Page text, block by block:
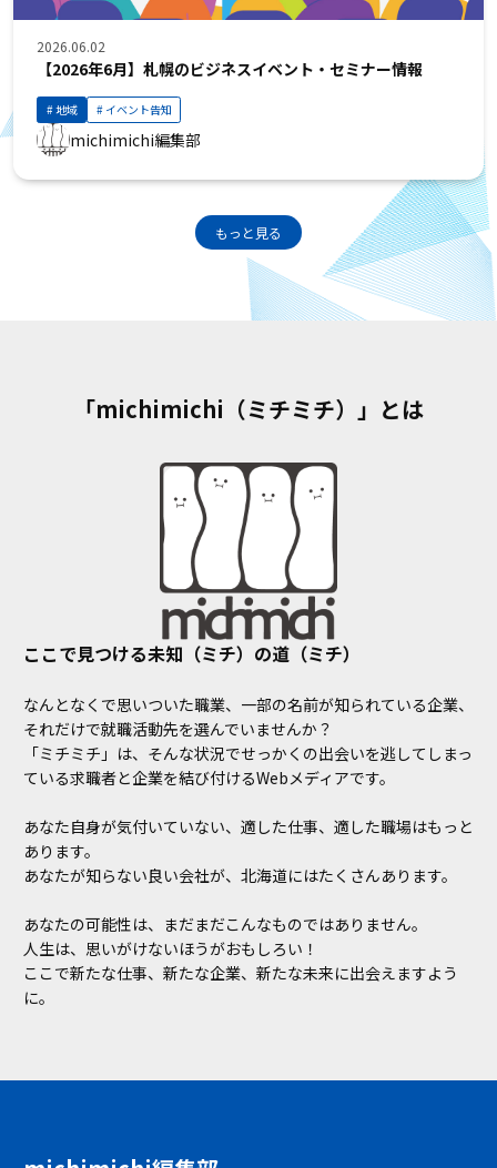
2026.06.02
【2026年6月】札幌のビジネスイベント・セミナー情報
地域 イベント告知
michimichi編集部
もっと見る
「michimichi（ミチミチ）」とは
ここで見つける未知（ミチ）の道（ミチ）
なんとなくで思いついた職業、一部の名前が知られている企業、
それだけで就職活動先を選んでいませんか？
「ミチミチ」は、そんな状況でせっかくの出会いを逃してしまっ
ている求職者と企業を結び付けるWebメディアです。
あなた自身が気付いていない、適した仕事、適した職場はもっと
あります。
あなたが知らない良い会社が、北海道にはたくさんあります。
あなたの可能性は、まだまだこんなものではありません。
人生は、思いがけないほうがおもしろい！
ここで新たな仕事、新たな企業、新たな未来に出会えますよう
に。